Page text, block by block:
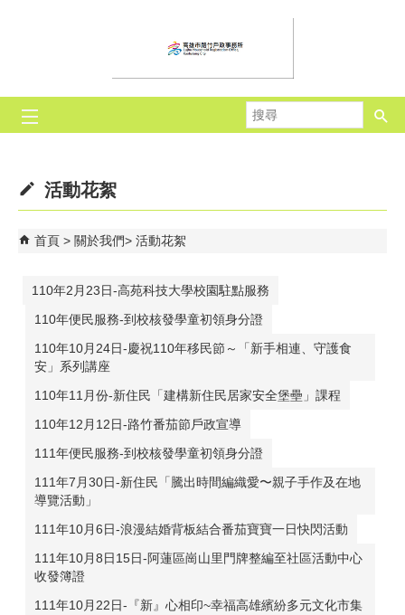
尋
活動花絮
首頁 關於我們 活動花絮
110年2月23日-高苑科技大學校園駐點服務
110年便民服務-到校核發學童初領身分證
110年10月24日-慶祝110年移民節～「新手相連、守護食
安」系列講座
110年11月份-新住民「建構新住民居家安全堡壘」課程
110年12月12日-路竹番茄節戶政宣導
111年便民服務-到校核發學童初領身分證
111年7月30日-新住民「騰出時間編織愛〜親子手作及在地
導覽活動」
111年10月6日-浪漫結婚背板結合番茄寶寶一日快閃活動
111年10月8日15日-阿蓮區崗山里門牌整編至社區活動中心
收發簿證
111年10月22日-『新』心相印~幸福高雄繽紛多元文化市集